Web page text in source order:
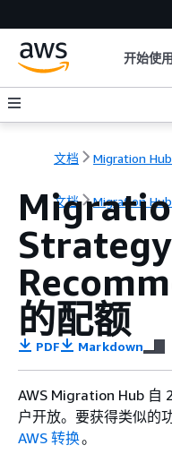
开始使用
文档 Migration
文档 Migration
Strategy
的配额
PDF Markdown
AWS Migration Hub 自
户开放。要获得类似的
AWS 转换。